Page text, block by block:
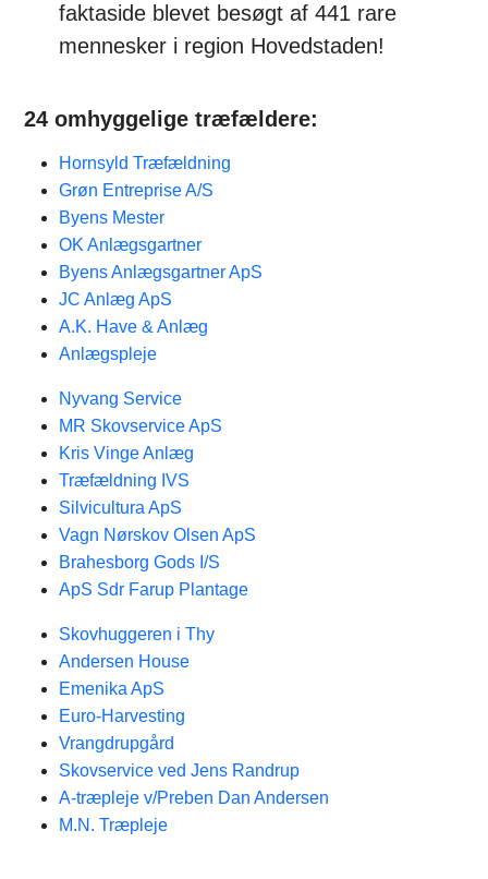
faktaside blevet besøgt af 441 rare
mennesker i region Hovedstaden!
24 omhyggelige træfældere:
Hornsyld Træfældning
Grøn Entreprise A/S
Byens Mester
OK Anlægsgartner
Byens Anlægsgartner ApS
JC Anlæg ApS
A.K. Have & Anlæg
Anlægspleje
Nyvang Service
MR Skovservice ApS
Kris Vinge Anlæg
Træfældning IVS
Silvicultura ApS
Vagn Nørskov Olsen ApS
Brahesborg Gods I/S
ApS Sdr Farup Plantage
Skovhuggeren i Thy
Andersen House
Emenika ApS
Euro-Harvesting
Vrangdrupgård
Skovservice ved Jens Randrup
A-træpleje v/Preben Dan Andersen
M.N. Træpleje